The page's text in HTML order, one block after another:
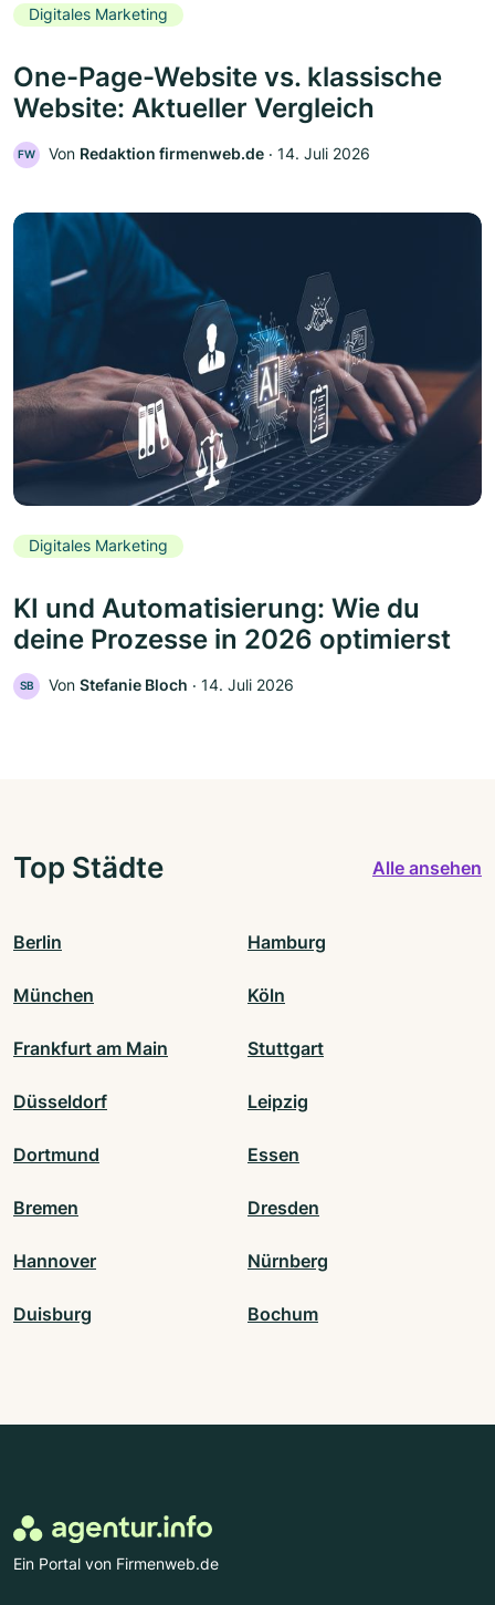
Digitales Marketing
One-Page-Website vs. klassische
Website: Aktueller Vergleich
FW Von Redaktion firmenweb.de ‧ 14. Juli 2026
Digitales Marketing
KI und Automatisierung: Wie du
deine Prozesse in 2026 optimierst
SB Von Stefanie Bloch ‧ 14. Juli 2026
Top Städte Alle ansehen
Berlin Hamburg
München Köln
Frankfurt am Main Stuttgart
Düsseldorf Leipzig
Dortmund Essen
Bremen Dresden
Hannover Nürnberg
Duisburg Bochum
Ein Portal von Firmenweb.de